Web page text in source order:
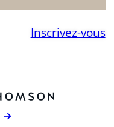
Inscrivez-vous